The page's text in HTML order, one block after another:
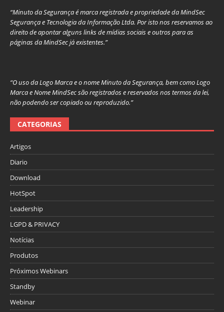
“Minuto da Segurança é marca registrada e propriedade da MindSec
Segurança e Tecnologia da Informação Ltda. Por isto nos reservamos ao
direito de apontar alguns links de mídias sociais e outros para as
páginas da MindSec já existentes.”
“O uso da Logo Marca e o nome Minuto da Segurança, bem como Logo
Marca e Nome MindSec são registrados e reservados nos termos da lei,
não podendo ser copiado ou reproduzido.”
CATEGORIAS
Artigos
Diario
Download
HotSpot
Leadership
LGPD & PRIVACY
Notícias
Produtos
Próximos Webinars
Standby
Webinar